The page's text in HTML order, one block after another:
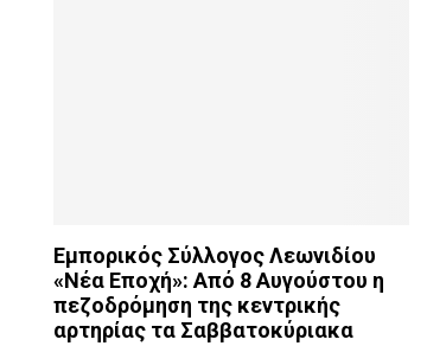
Εμπορικός Σύλλογος Λεωνιδίου
«Νέα Εποχή»: Από 8 Αυγούστου η
πεζοδρόμηση της κεντρικής
αρτηρίας τα Σαββατοκύριακα